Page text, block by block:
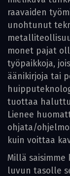
raavaiden
unohtunut
monet pajat
työpaikkoja,
äänikirjoja tai
tuottaa
Lienee
ohjata/
kuin voittaa
Millä saisimme
luvun tasolle